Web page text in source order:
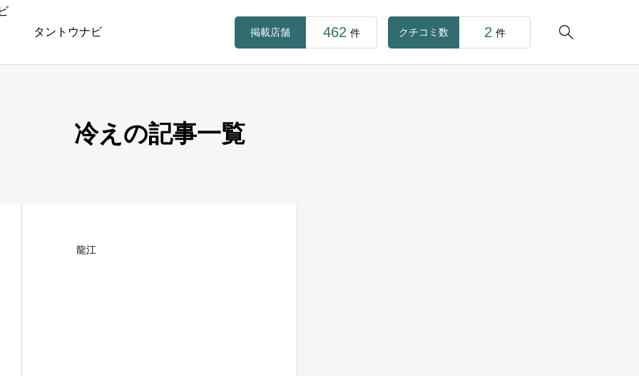
タントウナビ 
掲載店舗 462 件 クチコミ数 2 件
冷えの記事一覧
龍江